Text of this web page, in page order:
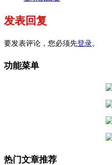
发表回复
要发表评论，您必须先登录。
功能菜单
热门文章推荐